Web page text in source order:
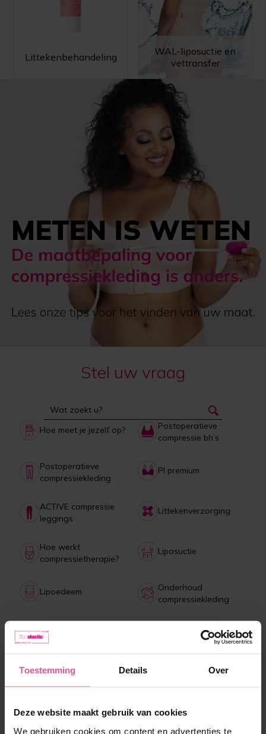
Toestemming Details Over
Deze website maakt gebruik van cookies
We gebruiken cookies om content en advertenties te
Littekenbehandeling
WAL-liposuctie en
vettransfer
Stel uw vraag
Hoe meet je jezelf op?
Postoperatieve
compressie bh’s
Postoperatieve
compressiekleding
PI premium
ACTIVE compressie
leggings
Littekenverzorging
Hoe werkt
compressietherapie?
Liposuctie
Lipoedeem
Onderhoud
compressiekleding
Collagen drank
Betaling, levering,
retourneren, klachten
Meest verkochte producten